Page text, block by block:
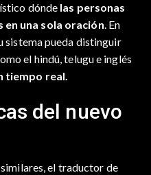
dónde las personas
en una sola oración. En
sistema pueda distinguir
el hindú, telugu e inglés
tiempo real.
del nuevo
el traductor de